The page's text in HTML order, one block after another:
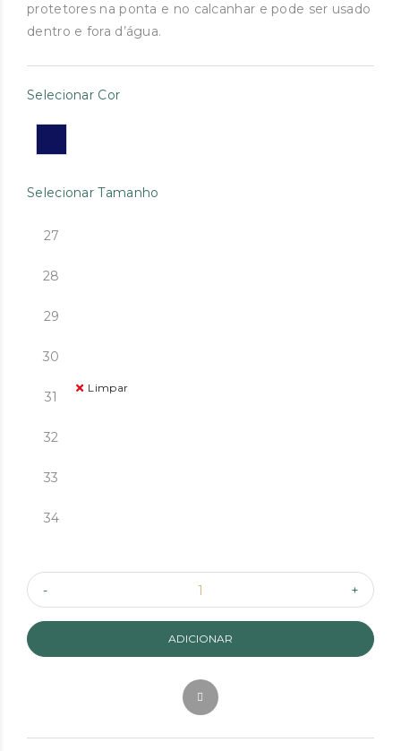
protetores na ponta e no calcanhar e pode ser usado
dentro e fora d’água.
Selecionar Cor
Selecionar Tamanho
27
28
29
30
31
32
33
34
Limpar
ADICIONAR